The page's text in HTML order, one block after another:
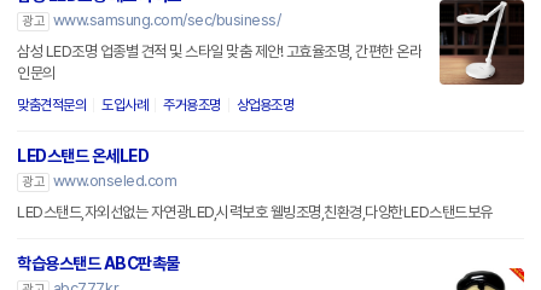
광고 www.samsung.com/sec/business/
삼성 LED조명 업종별 견적 및 스타일 맞춤 제안! 고효율조명, 간편한 온라
인문의
맞춤견적문의 도입사례 주거용조명 상업용조명
LED스탠드 온세LED
광고 www.onseled.com
LED스탠드,자외선없는 자연광LED,시력보호 웰빙조명,친환경,다양한LED스탠드보유
학습용스탠드 ABC판촉물